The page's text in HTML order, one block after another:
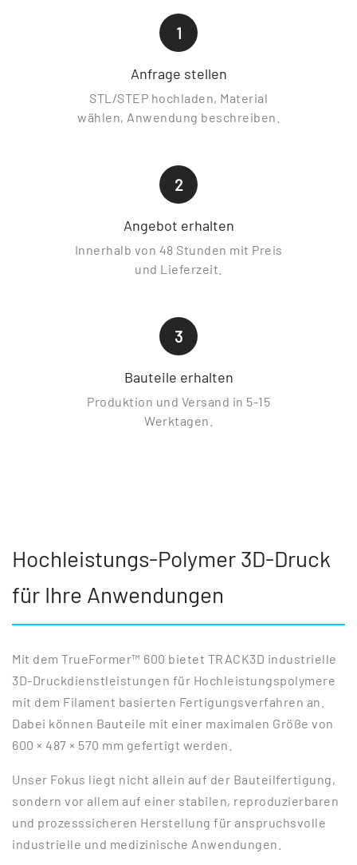
1
Anfrage stellen
STL/STEP hochladen, Material
wählen, Anwendung beschreiben.
2
Angebot erhalten
Innerhalb von 48 Stunden mit Preis
und Lieferzeit.
3
Bauteile erhalten
Produktion und Versand in 5-15
Werktagen.
Hochleistungs-Polymer 3D-Druck
für Ihre Anwendungen
Mit dem TrueFormer™ 600 bietet TRACK3D industrielle
3D-Druckdienstleistungen für Hochleistungspolymere
mit dem Filament basierten Fertigungsverfahren an.
Dabei können Bauteile mit einer maximalen Größe von
600 × 487 × 570 mm gefertigt werden.
Unser Fokus liegt nicht allein auf der Bauteilfertigung,
sondern vor allem auf einer stabilen, reproduzierbaren
und prozesssicheren Herstellung für anspruchsvolle
industrielle und medizinische Anwendungen.